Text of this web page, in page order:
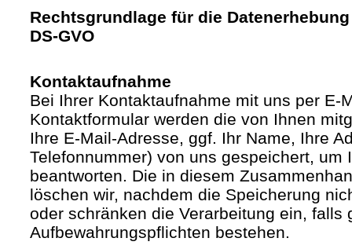
Rechtsgrundlage für die
DS-GVO
Kontaktaufnahme
Bei Ihrer Kontaktaufnahme mit uns per E-
Kontaktformular werden die von Ihnen
Ihre E-Mail-Adresse, ggf. Ihr Name, Ihre
Telefonnummer) von uns gespeichert, um
beantworten. Die in diesem
löschen wir, nachdem die Speicherung
oder schränken die Verarbeitung ein, falls
Aufbewahrungspflichten bestehen.